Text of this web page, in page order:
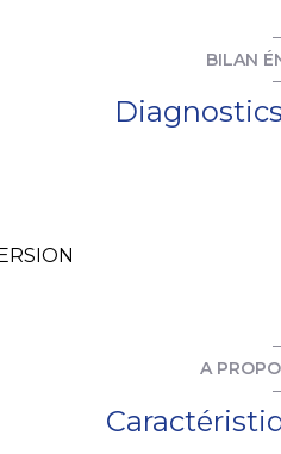
BILAN
A